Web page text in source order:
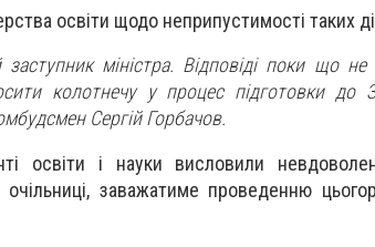
освіти щодо неприпустимості таких
міністра. Відповіді поки що
колотнечу у процес підготовки
Сергій Горбачов.
освіти і науки висловили
заважатиме проведенню